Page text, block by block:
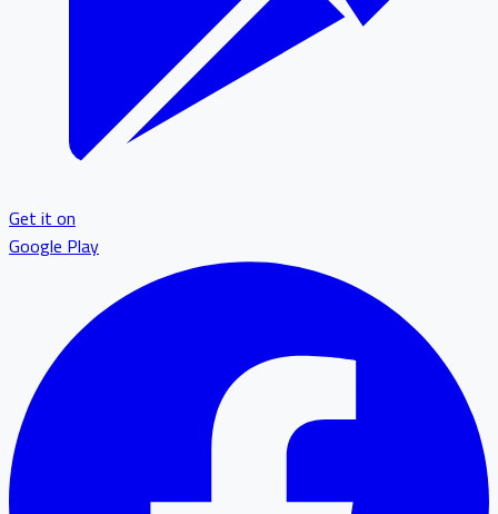
Get it on
Google Play